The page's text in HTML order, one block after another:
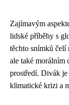
Zajímavým
lidské příběhy s
těchto snímků
ale také morálním
prostředí. Divák
klimatické krizi a